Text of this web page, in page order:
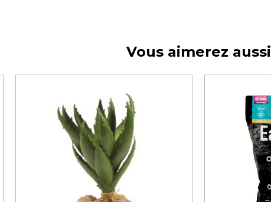
Vous aimerez aussi